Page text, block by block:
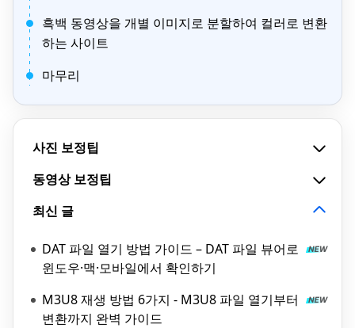
흑백 동영상을 개별 이미지로 분할하여 컬러로 변환
하는 사이트
마무리
사진 보정팁
동영상 보정팁
최신 글
DAT 파일 열기 방법 가이드 – DAT 파일 뷰어로
윈도우·맥·모바일에서 확인하기
M3U8 재생 방법 6가지 - M3U8 파일 열기부터
변환까지 완벽 가이드